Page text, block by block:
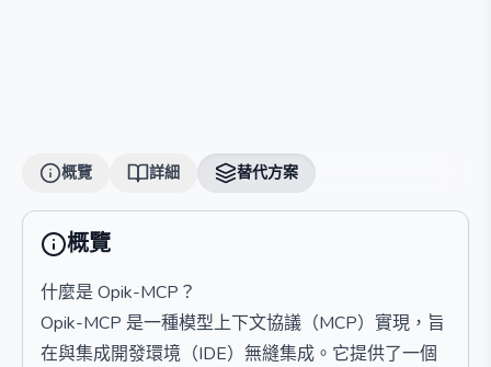
概覽 詳細 替代方案
概覽
什麼是 Opik-MCP？
Opik-MCP 是一種模型上下文協議（MCP）實現，旨
在與集成開發環境（IDE）無縫集成。它提供了一個